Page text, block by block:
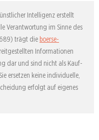
Intelligenz erstellt
Verantwortung im Sinne des
trägt die boerse-
Informationen
dar und sind nicht als Kauf-
ersetzen keine individuelle,
erfolgt auf eigenes